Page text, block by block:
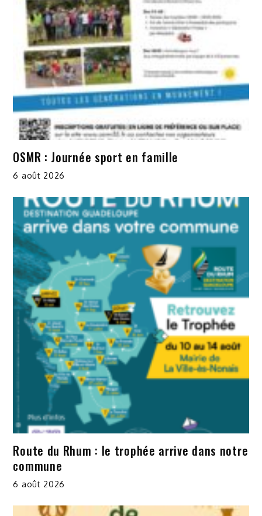
OSMR : Journée sport en famille
6 août 2026
Route du Rhum : le trophée arrive dans notre
commune
6 août 2026